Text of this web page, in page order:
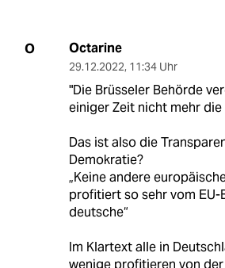
O Octarine
29.12.2022, 11:34 Uhr
"Die Brüsseler Behörde
einiger Zeit nicht mehr die
Das ist also die
Demokratie?
„Keine andere
profitiert so sehr vom EU-
deutsche“
Im Klartext alle in
wenige profitieren von der